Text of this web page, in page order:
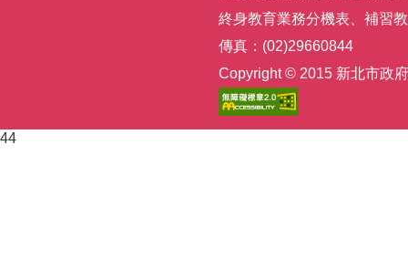
終身教育業務分機表
補習
傳真：(02)29660844
Copyright © 2015 新北市政
44